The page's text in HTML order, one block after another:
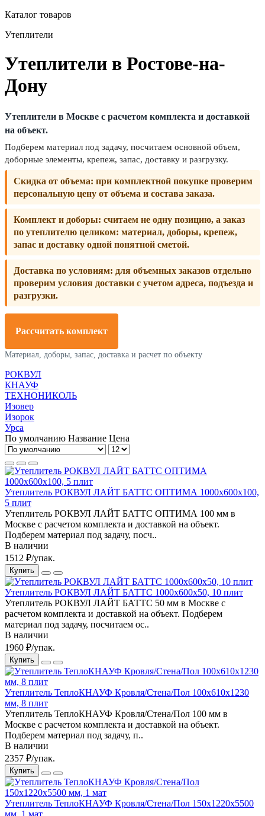
Каталог товаров
Утеплители
Утеплители в Ростове-на-
Дону
Утеплители в Москве с расчетом комплекта и доставкой
на объект.
Подберем материал под задачу, посчитаем основной объем,
доборные элементы, крепеж, запас, доставку и разгрузку.
Скидка от объема: при комплектной покупке проверим
персональную цену от объема и состава заказа.
Комплект и доборы: считаем не одну позицию, а заказ
по утеплителю целиком: материал, доборы, крепеж,
запас и доставку одной понятной сметой.
Доставка по условиям: для объемных заказов отдельно
проверим условия доставки с учетом адреса, подъезда и
разгрузки.
Рассчитать комплект
Материал, доборы, запас, доставка и расчет по объекту
РОКВУЛ
КНАУФ
ТЕХНОНИКОЛЬ
Изовер
Изорок
Урса
По умолчанию Название Цена
Утеплитель РОКВУЛ ЛАЙТ БАТТС ОПТИМА 1000x600x100,
5 плит
Утеплитель РОКВУЛ ЛАЙТ БАТТС ОПТИМА 100 мм в
Москве с расчетом комплекта и доставкой на объект.
Подберем материал под задачу, посч..
В наличии
1512 ₽/упак.
Купить
Утеплитель РОКВУЛ ЛАЙТ БАТТС 1000x600x50, 10 плит
Утеплитель РОКВУЛ ЛАЙТ БАТТС 50 мм в Москве с
расчетом комплекта и доставкой на объект. Подберем
материал под задачу, посчитаем ос..
В наличии
1960 ₽/упак.
Купить
Утеплитель ТеплоКНАУФ Кровля/Стена/Пол 100x610x1230
мм, 8 плит
Утеплитель ТеплоКНАУФ Кровля/Стена/Пол 100 мм в
Москве с расчетом комплекта и доставкой на объект.
Подберем материал под задачу, п..
В наличии
2357 ₽/упак.
Купить
Утеплитель ТеплоКНАУФ Кровля/Стена/Пол 150x1220x5500
мм, 1 мат